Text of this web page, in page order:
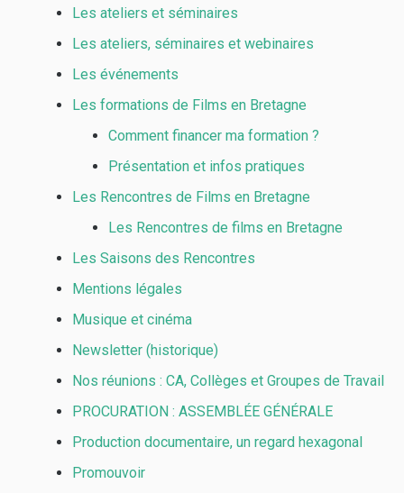
Les ateliers et séminaires
Les ateliers, séminaires et webinaires
Les événements
Les formations de Films en Bretagne
Comment financer ma formation ?
Présentation et infos pratiques
Les Rencontres de Films en Bretagne
Les Rencontres de films en Bretagne
Les Saisons des Rencontres
Mentions légales
Musique et cinéma
Newsletter (historique)
Nos réunions : CA, Collèges et Groupes de Travail
PROCURATION : ASSEMBLÉE GÉNÉRALE
Production documentaire, un regard hexagonal
Promouvoir